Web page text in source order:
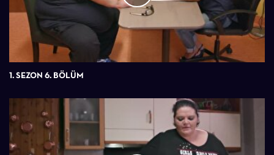
1. SEZON 6. BÖLÜM